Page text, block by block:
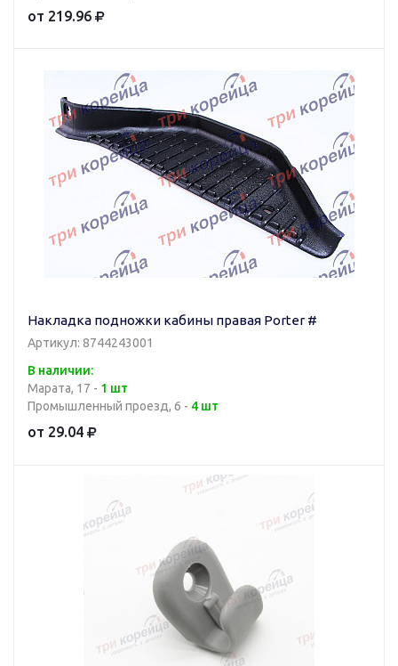
от 219.96
Накладка подножки кабины правая Porter #
Артикул: 8744243001
В наличии:
Марата, 17 - 1 шт
Промышленный проезд, 6 - 4 шт
от 29.04